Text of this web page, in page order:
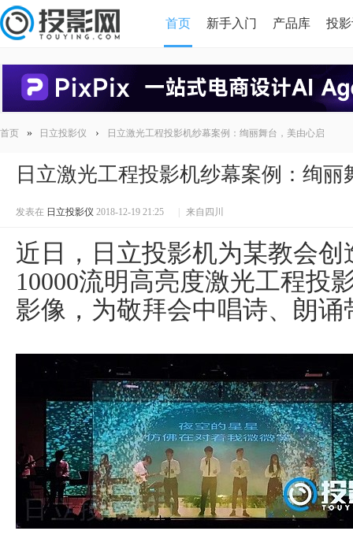
首页 新手入门 产品库 投
HDMI版本对比
首页 » 日立投影仪 › 日立激光工程投影机纱幕案例：绚丽舞台，美由心启
日立激光工程投影机纱幕案例：绚丽
发表在 日立投影仪 2018-12-19 21:25 来自四川
近日，日立投影机为某教会
10000流明高亮度激光工程投
影像，为敬拜会中唱诗、朗